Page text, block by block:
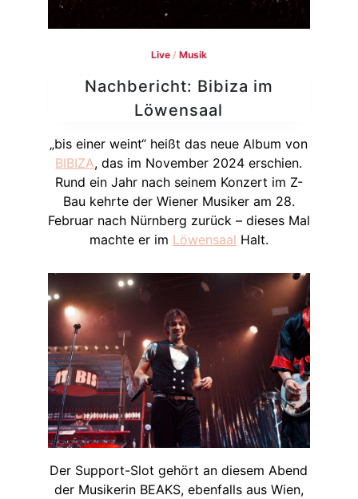
Live/ Musik
Nachbericht: Bibiza im
Löwensaal
„bis einer weint“ heißt das neue Album von
BIBIZA, das im November 2024 erschien.
Rund ein Jahr nach seinem Konzert im Z-
Bau kehrte der Wiener Musiker am 28.
Februar nach Nürnberg zurück – dieses Mal
machte er im Löwensaal Halt.
Der Support-Slot gehört an diesem Abend
der Musikerin BEAKS, ebenfalls aus Wien,